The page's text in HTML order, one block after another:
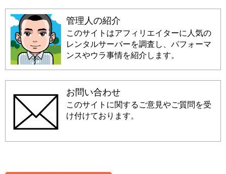
管理人の紹介
このサイトはアフィリエイターに人気の
レンタルサーバーを調査し、パフォーマ
ンスやウラ事情を紹介します。
お問い合わせ
このサイトに関するご意見やご質問を受
け付けております。